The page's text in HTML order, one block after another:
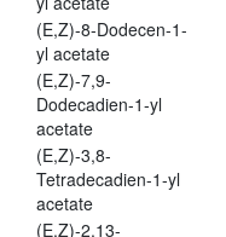
(E,Z)-8-Dodecen-1-
yl acetate
(E,Z)-7,9-
Dodecadien-1-yl
acetate
(E,Z)-3,8-
Tetradecadien-1-yl
acetate
(E,Z)-2,13-